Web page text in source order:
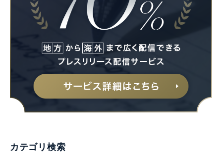
カテゴリ検索
Japanese
English